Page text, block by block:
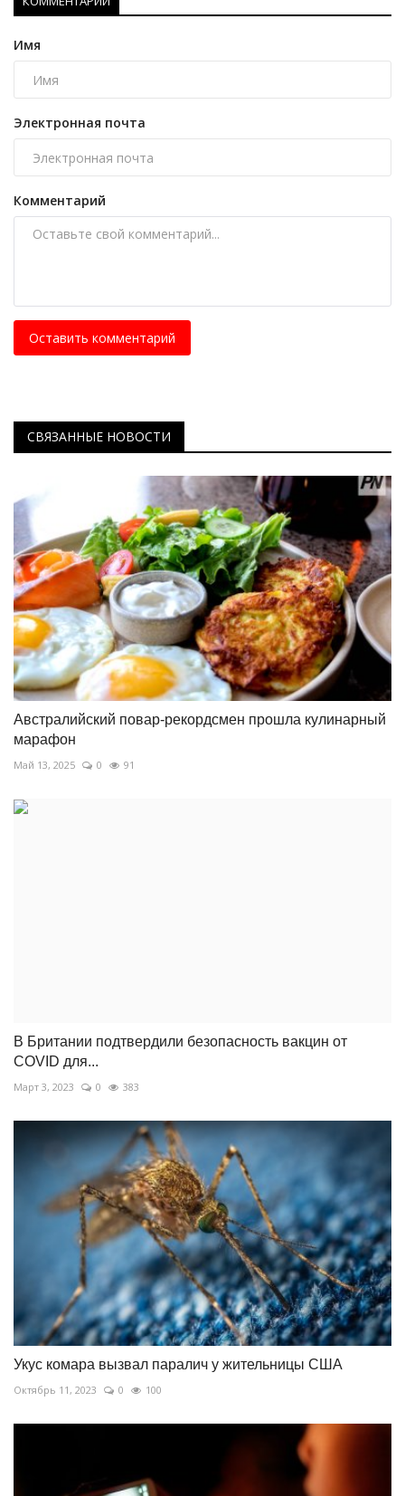
Имя
Электронная почта
Комментарий
Оставить комментарий
СВЯЗАННЫЕ НОВОСТИ
Австралийский повар-рекордсмен прошла кулинарный
марафон
Май 13, 2025 0 91
В Британии подтвердили безопасность вакцин от
COVID для...
Март 3, 2023 0 383
Укус комара вызвал паралич у жительницы США
Октябрь 11, 2023 0 100